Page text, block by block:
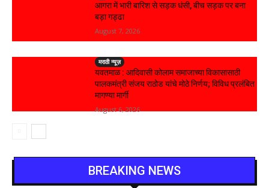
आगरा में भारी बारिश से सड़क धंसी, बीच सड़क पर बना
बड़ा गड्ढा
August 7, 2026
मराठी न्यूज़
यवतमाळ : आदिवासी कोलाम समाजाच्या विकासासाठी
पालकमंत्री संजय राठोड यांचे मोठे निर्णय; विविध प्रलंबित
मागण्या मार्गी
August 6, 2026
BREAKING NEWS